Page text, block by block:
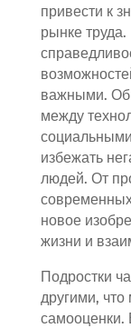
привести к
рынке
важными.
между
избежать
людей. От
новое
жизни и
Подростки
другими,
самооценки.